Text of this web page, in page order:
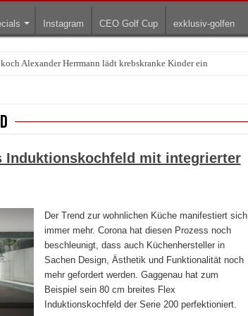
Instagram CEO Golf Cup exklusiv-golfen
Alexander Herrmann lädt krebskranke Kinder ein
der Lingerie-Branche wurde
Induktionskochfeld mit integrierter
Der Trend zur wohnlichen Küche manifestiert sich
immer mehr. Corona hat diesen Prozess noch
beschleunigt, dass auch Küchenhersteller in
Sachen Design, Ästhetik und Funktionalität noch
mehr gefordert werden. Gaggenau hat zum
Beispiel sein 80 cm breites Flex
Induktionskochfeld der Serie 200 perfektioniert.